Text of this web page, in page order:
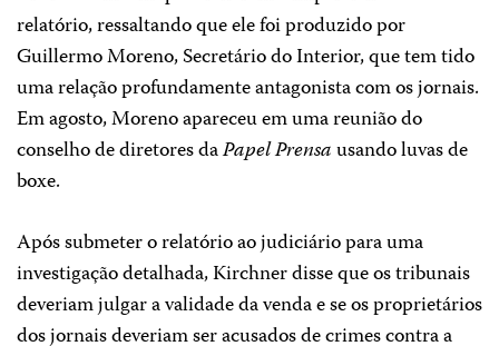
relatório, ressaltando que ele foi produzido por
Guillermo Moreno, Secretário do Interior, que tem tido
uma relação profundamente antagonista com os jornais.
Em agosto, Moreno apareceu em uma reunião do
conselho de diretores daPapel Prensausando luvas de
boxe.
Após submeter o relatório ao judiciário para uma
investigação detalhada, Kirchner disse que os tribunais
deveriam julgar a validade da venda e se os proprietários
dos jornais deveriam ser acusados de crimes contra a